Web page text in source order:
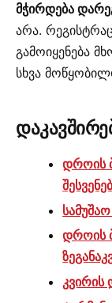
მჭირდება
არა.
გამოიყენება
სხვა
დროის
დროის